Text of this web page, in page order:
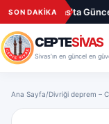
İçeriğe geç
SON DAKİKA
•Sivas’ta
CEPTESİVAS
Ana Sayfa/Divriği deprem –